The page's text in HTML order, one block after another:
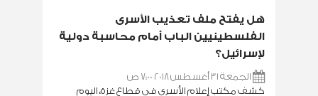
هل يفتح ملف تعذيب الأسرى
الفلسطينيين الباب أمام محاسبة دولية
لإسرائيل؟
الجمعة 31 أغسطس 2018 7:00 ص
كشف مكتب إعلام الأسرى في قطاع غزة، اليوم